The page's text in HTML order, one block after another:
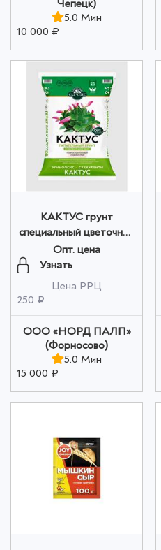
Чепецк)
5.0 Мин
10 000 ₽
КАКТУС грунт
специальный цветочный
2,5 л Сад Чудес оптом
Опт. цена
Узнать
Цена РРЦ
250 ₽
ООО «НОРД ПАЛП»
(Форносово)
5.0 Мин
15 000 ₽